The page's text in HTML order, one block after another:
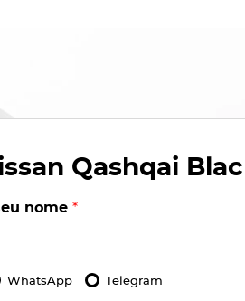
Qashqai
nome *
WhatsApp Telegram